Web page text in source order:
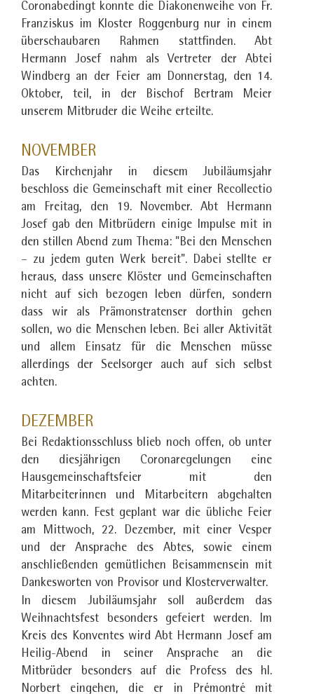
Coronabedingt konnte die Diakonenweihe von Fr.
Franziskus im Kloster Roggenburg nur in einem
überschaubaren Rahmen stattfinden. Abt
Hermann Josef nahm als Vertreter der Abtei
Windberg an der Feier am Donnerstag, den 14.
Oktober, teil, in der Bischof Bertram Meier
unserem Mitbruder die Weihe erteilte.
NOVEMBER
Das Kirchenjahr in diesem Jubiläumsjahr
beschloss die Gemeinschaft mit einer Recollectio
am Freitag, den 19. November. Abt Hermann
Josef gab den Mitbrüdern einige Impulse mit in
den stillen Abend zum Thema: "Bei den Menschen
– zu jedem guten Werk bereit". Dabei stellte er
heraus, dass unsere Klöster und Gemeinschaften
nicht auf sich bezogen leben dürfen, sondern
dass wir als Prämonstratenser dorthin gehen
sollen, wo die Menschen leben. Bei aller Aktivität
und allem Einsatz für die Menschen müsse
allerdings der Seelsorger auch auf sich selbst
achten.
DEZEMBER
Bei Redaktionsschluss blieb noch offen, ob unter
den diesjährigen Coronaregelungen eine
Hausgemeinschaftsfeier mit den
Mitarbeiterinnen und Mitarbeitern abgehalten
werden kann. Fest geplant war die übliche Feier
am Mittwoch, 22. Dezember, mit einer Vesper
und der Ansprache des Abtes, sowie einem
anschließenden gemütlichen Beisammensein mit
Dankesworten von Provisor und Klosterverwalter.
In diesem Jubiläumsjahr soll außerdem das
Weihnachtsfest besonders gefeiert werden. Im
Kreis des Konventes wird Abt Hermann Josef am
Heilig-Abend in seiner Ansprache an die
Mitbrüder besonders auf die Profess des hl.
Norbert eingehen, die er in Prémontré mit